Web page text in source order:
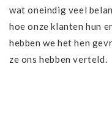
wat oneindig veel
hoe onze klanten hun
hebben we het hen
ze ons hebben verteld.